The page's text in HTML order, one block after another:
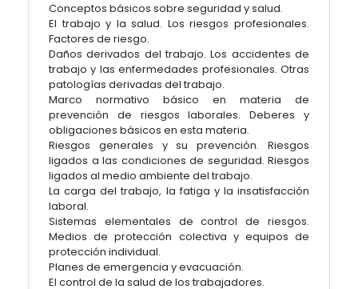
Conceptos básicos sobre seguridad y salud.
El trabajo y la salud. Los riesgos profesionales.
Factores de riesgo.
Daños derivados del trabajo. Los accidentes de
trabajo y las enfermedades profesionales. Otras
patologías derivadas del trabajo.
Marco normativo básico en materia de
prevención de riesgos laborales. Deberes y
obligaciones básicos en esta materia.
Riesgos generales y su prevención. Riesgos
ligados a las condiciones de seguridad. Riesgos
ligados al medio ambiente del trabajo.
La carga del trabajo, la fatiga y la insatisfacción
laboral.
Sistemas elementales de control de riesgos.
Medios de protección colectiva y equipos de
protección individual.
Planes de emergencia y evacuación.
El control de la salud de los trabajadores.